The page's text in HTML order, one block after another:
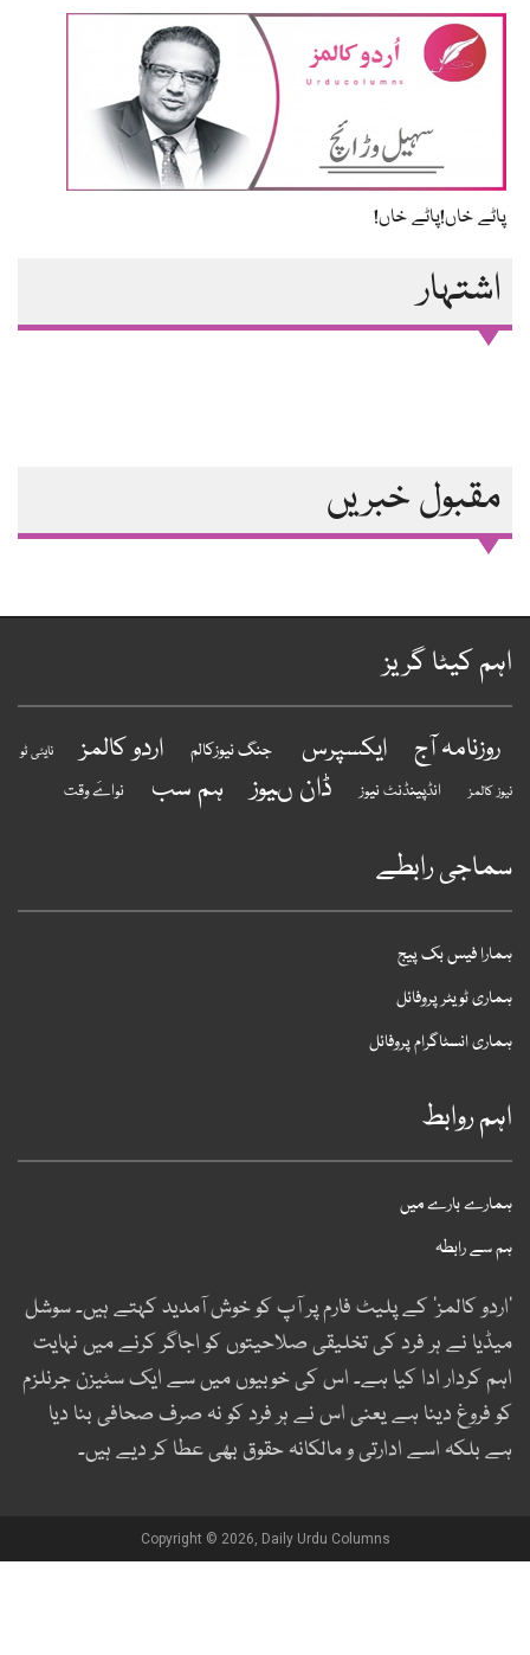
پاٹے خاں!پاٹے خاں!
اشتہار
مقبول خبریں
کیٹا گریز
روزنامہ آج ایکسپرس جنگ نیوزکالم اردو کالمز
نایٹی ٹو
کالمز
انڈپینڈنٹ نیوز ڈان ںیوز ہم سب نواےَ وقت
رابطے
فیس بک پیج
ٹویٹر پروفائل
انسٹاگرام پروفائل
روابط
بارے میں
سے رابطہ
کالمز‘ کے پلیٹ فارم پر آپ کو خوش آمدید کہتے ہیں۔ سوشل
نے ہر فرد کی تخلیقی صلاحیتوں کو اجاگر کرنے میں نہایت
کردار ادا کیا ہے۔ اس کی خوبیوں میں سے ایک سٹیزن جرنلزم
فروغ دینا ہے یعنی اس نے ہر فرد کو نہ صرف صحافی بنا دیا
بلکہ اسے ادارتی و مالکانہ حقوق بھی عطا کر دیے ہیں۔
Copyright © 2026, Daily Urdu Columns